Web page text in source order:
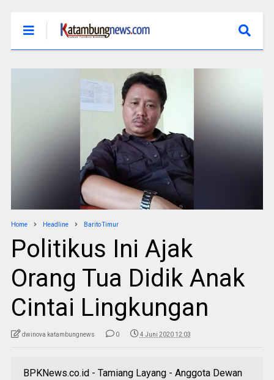
Home Headline Barito Timur
Politikus Ini Ajak
Orang Tua Didik Anak
Cintai Lingkungan
dwinova katambungnews 0 4 Juni 2020 12:03
BPKNews.co.id - Tamiang Layang - Anggota Dewan